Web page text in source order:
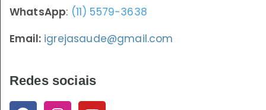
WhatsApp: (11) 5579-3638
Email: igrejasaude@gmail.com
Redes sociais